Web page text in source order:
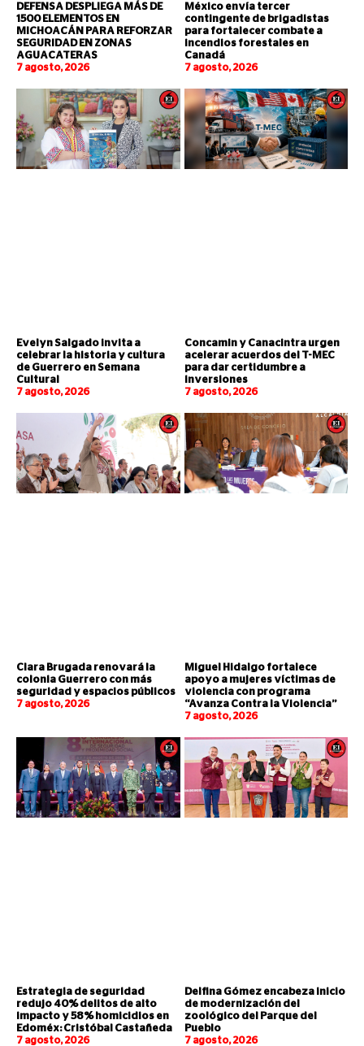
DEFENSA DESPLIEGA MÁS DE
1500 ELEMENTOS EN
MICHOACÁN PARA REFORZAR
SEGURIDAD EN ZONAS
AGUACATERAS
7 agosto, 2026
México envía tercer
contingente de brigadistas
para fortalecer combate a
incendios forestales en
Canadá
7 agosto, 2026
Evelyn Salgado invita a
celebrar la historia y cultura
de Guerrero en Semana
Cultural
7 agosto, 2026
Concamin y Canacintra urgen
acelerar acuerdos del T-MEC
para dar certidumbre a
inversiones
7 agosto, 2026
Clara Brugada renovará la
colonia Guerrero con más
seguridad y espacios públicos
7 agosto, 2026
Miguel Hidalgo fortalece
apoyo a mujeres víctimas de
violencia con programa
“Avanza Contra la Violencia”
7 agosto, 2026
Estrategia de seguridad
redujo 40% delitos de alto
impacto y 58% homicidios en
Edoméx: Cristóbal Castañeda
7 agosto, 2026
Delfina Gómez encabeza inicio
de modernización del
zoológico del Parque del
Pueblo
7 agosto, 2026